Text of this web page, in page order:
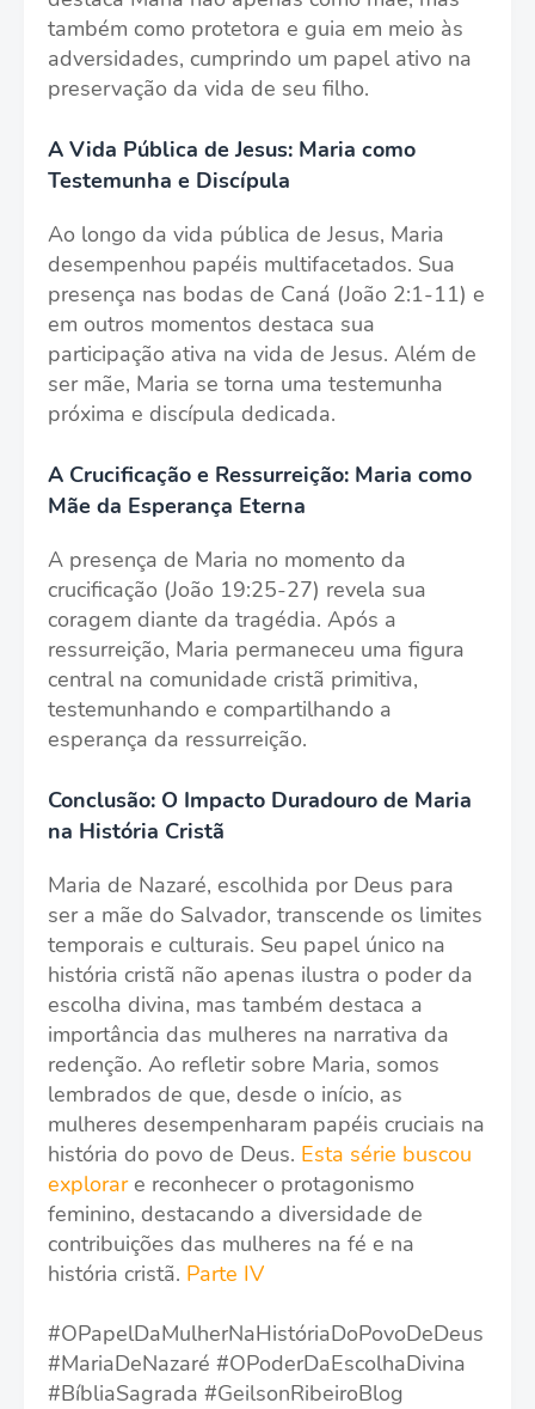
também como protetora e guia em meio às
adversidades, cumprindo um papel ativo na
preservação da vida de seu filho.
A Vida Pública de Jesus: Maria como
Testemunha e Discípula
Ao longo da vida pública de Jesus, Maria
desempenhou papéis multifacetados. Sua
presença nas bodas de Caná (João 2:1-11) e
em outros momentos destaca sua
participação ativa na vida de Jesus. Além de
ser mãe, Maria se torna uma testemunha
próxima e discípula dedicada.
A Crucificação e Ressurreição: Maria como
Mãe da Esperança Eterna
A presença de Maria no momento da
crucificação (João 19:25-27) revela sua
coragem diante da tragédia. Após a
ressurreição, Maria permaneceu uma figura
central na comunidade cristã primitiva,
testemunhando e compartilhando a
esperança da ressurreição.
Conclusão: O Impacto Duradouro de Maria
na História Cristã
Maria de Nazaré, escolhida por Deus para
ser a mãe do Salvador, transcende os limites
temporais e culturais. Seu papel único na
história cristã não apenas ilustra o poder da
escolha divina, mas também destaca a
importância das mulheres na narrativa da
redenção. Ao refletir sobre Maria, somos
lembrados de que, desde o início, as
mulheres desempenharam papéis cruciais na
história do povo de Deus. Esta série buscou
explorare reconhecer o protagonismo
feminino, destacando a diversidade de
contribuições das mulheres na fé e na
história cristã. Parte IV
#OPapelDaMulherNaHistóriaDoPovoDeDeus
#MariaDeNazaré #OPoderDaEscolhaDivina
#BíbliaSagrada #GeilsonRibeiroBlog